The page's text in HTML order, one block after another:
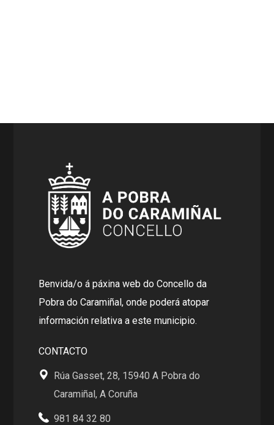
Benvida/o á páxina web do Concello da
Pobra do Caramiñal, onde poderá atopar
información relativa a este municipio.
CONTACTO
Rúa Gasset, 28, 15940 A Pobra do
Caramiñal, A Coruña
981 84 32 80